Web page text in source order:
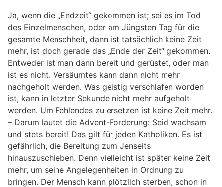
Ja, wenn die „Endzeit“ gekommen ist; sei es im Tod
des Einzelmenschen, oder am Jüngsten Tag für die
gesamte Menschheit, dann ist tatsächlich keine Zeit
mehr, ist doch gerade das „Ende der Zeit“ gekommen.
Entweder ist man dann bereit und gerüstet, oder man
ist es nicht. Versäumtes kann dann nicht mehr
nachgeholt werden. Was geistig verschlafen worden
ist, kann in letzter Sekunde nicht mehr aufgeholt
werden. Um Fehlendes zu ersetzen ist keine Zeit mehr.
– Darum lautet die Advent-Forderung: Seid wachsam
und stets bereit! Das gilt für jeden Katholiken. Es ist
gefährlich, die Bereitung zum Jenseits
hinauszuschieben. Denn vielleicht ist später keine Zeit
mehr, um seine Angelegenheiten in Ordnung zu
bringen. Der Mensch kann plötzlich sterben, schon in